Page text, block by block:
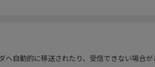
自動的に移送されたり、受信できない場合が